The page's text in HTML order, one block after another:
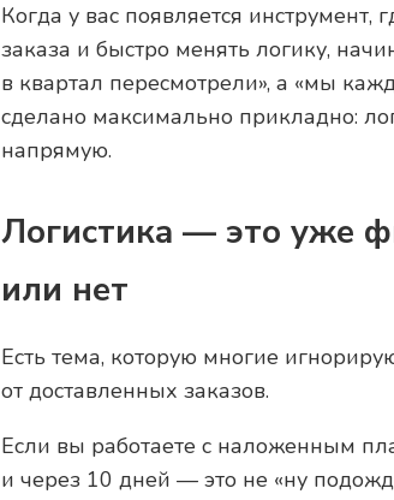
Когда у вас появляется
заказа и быстро менять логику,
в квартал пересмотрели», а «мы
сделано максимально прикладно:
напрямую.
Логистика — это уже
или нет
Есть тема, которую многие
от доставленных заказов.
Если вы работаете с наложенным
и через 10 дней — это не «ну